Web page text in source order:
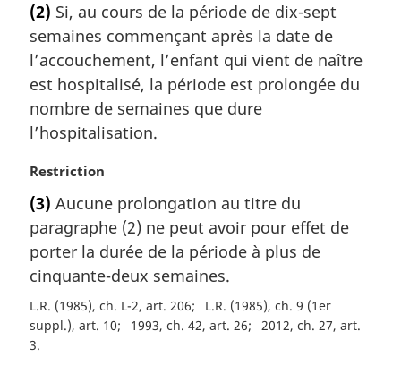
e
m
a
r
i
n
l
e
:
(2) Si, au cours de la période de dix-sept
semaines commençant après la date de
l’accouchement, l’enfant qui vient de naître
est hospitalisé, la période est prolongée du
nombre de semaines que dure
l’hospitalisation.
N
t
e
m
a
g
i
n
Restriction
(3) Aucune prolongation au titre du
paragraphe (2) ne peut avoir pour effet de
porter la durée de la période à plus de
cinquante-deux semaines.
L.R. (1985), ch. L-2, art. 206
L.R. (1985), ch. 9 (1er
suppl.), art. 10
1993, ch. 42, art. 26
2012, ch. 27, art.
3